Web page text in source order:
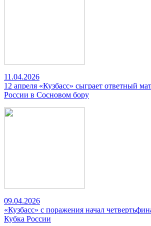
11.04.2026
12 апреля «Кузбасс» сыграет ответный
России в Сосновом бору
09.04.2026
«Кузбасс» с поражения начал
Кубка России